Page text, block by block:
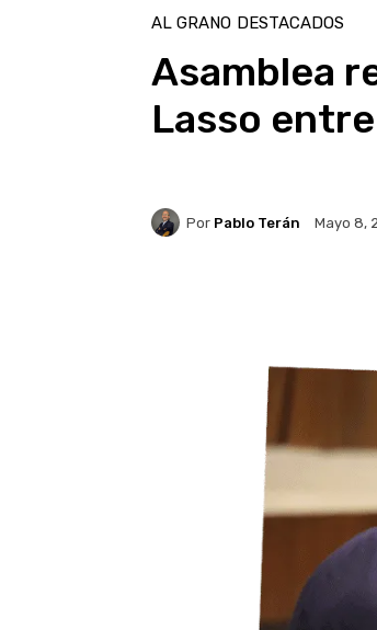
AL GRANO DESTACADOS
Asamblea
Lasso
Por Pablo Terán Mayo 8,